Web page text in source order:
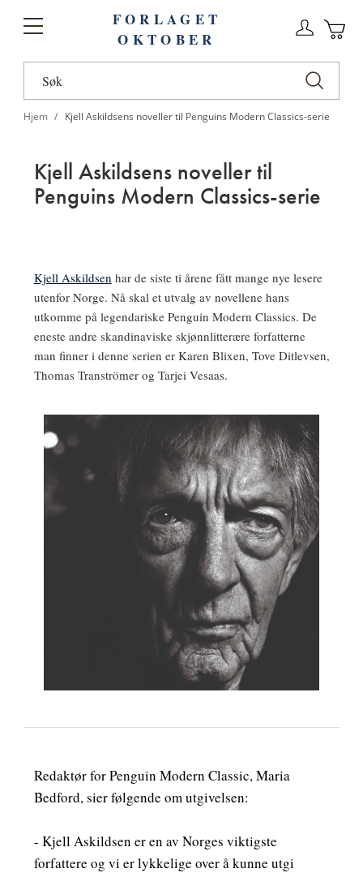
Toggle
FORLAGET
OKTOBER
Hjem Kjell Askildsens noveller til Penguins Modern Classics-serie
Kjell Askildsens noveller til
Penguins Modern Classics-serie
Kjell Askildsen har de siste ti årene fått mange nye lesere
utenfor Norge. Nå skal et utvalg av novellene hans
utkomme på legendariske Penguin Modern Classics. De
eneste andre skandinaviske skjønnlitterære forfatterne
man finner i denne serien er Karen Blixen, Tove Ditlevsen,
Thomas Tranströmer og Tarjei Vesaas.
Redaktør for Penguin Modern Classic, Maria
Bedford, sier følgende om utgivelsen:
- Kjell Askildsen er en av Norges viktigste
forfattere og vi er lykkelige over å kunne utgi